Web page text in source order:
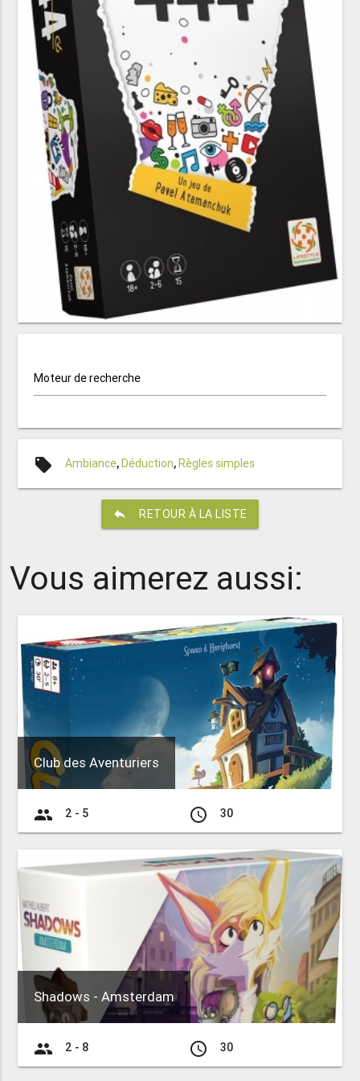
Moteur de recherche
local_offer Ambiance,Déduction,Règles simples
reply RETOUR À LA LISTE
Vous aimerez aussi:
Club des Aventuriers
group 2 - 5 access_time 30
Shadows - Amsterdam
group 2 - 8 access_time 30